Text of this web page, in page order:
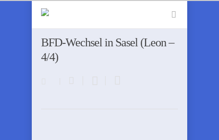
BFD-Wechsel in Sasel (Leon –
4/4)